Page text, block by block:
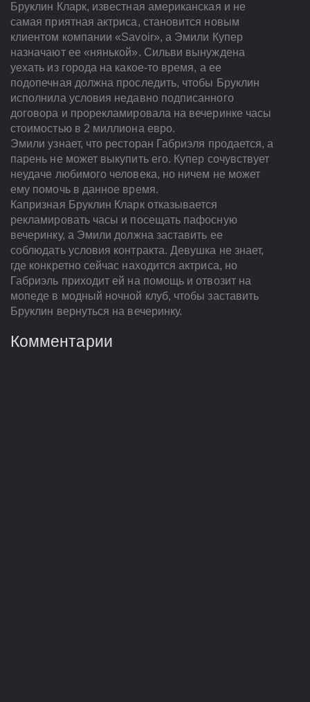
Бруклин Кларк, известная американская и не
самая приятная актриса, становится новым
клиентом компании «Savoir», а Эмили Купер
назначают ее «нянькой». Сильви вынуждена
уехать из города на какое-то время, а ее
подопечная должна проследить, чтобы Бруклин
исполнила условия недавно подписанного
договора и прорекламировала на вечеринке часы
стоимостью в 2 миллиона евро.
Эмили узнает, что ресторан Габриэля продается, а
парень не может выкупить его. Купер сочувствует
неудаче любимого человека, но ничем не может
ему помочь в данное время.
Капризная Бруклин Кларк отказывается
рекламировать часы и посещать пафосную
вечеринку, а Эмили должна заставить ее
соблюдать условия контракта. Девушка не знает,
где конкретно сейчас находится актриса, но
Габриэль приходит ей на помощь и отвозит на
мопеде в модный ночной клуб, чтобы заставить
Бруклин вернуться на вечеринку.
Комментарии